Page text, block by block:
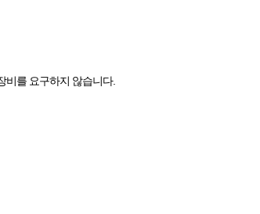
비를 요구하지 않습니다.